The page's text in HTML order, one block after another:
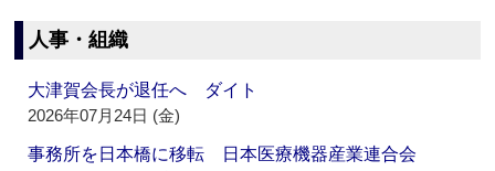
人事・組織
大津賀会長が退任へ ダイト
2026年07月24日 (金)
事務所を日本橋に移転 日本医療機器産業連合会